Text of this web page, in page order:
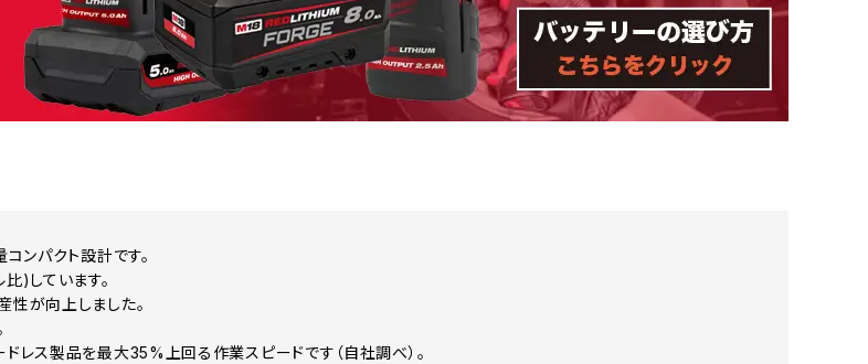
ンパクト設計です。
)しています。
性が向上しました。
レス製品を最大35%上回る作業スピードです（自社調べ）。